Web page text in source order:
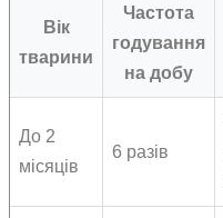
Вік
тварини
Частота
годування
на добу
До 2
місяців
6 разів